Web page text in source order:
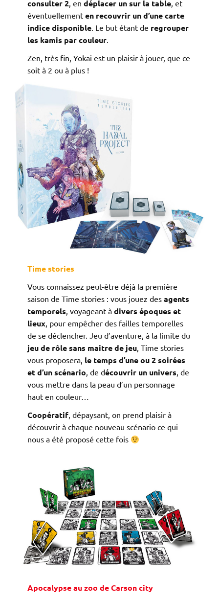
consulter 2 , en déplacer un sur la table , et
éventuellement en recouvrir un d’une carte
indice disponible . Le but étant de regrouper
les kamis par couleur
Zen, très fin, Yokai est un plaisir à jouer, que ce
soit à 2 ou à plus !
Time stories
Vous connaissez peut-être déjà la première
saison de Time stories : vous jouez des agents
temporels, voyageant à divers époques et
lieux, pour empêcher des failles temporelles
de se déclencher. Jeu d’aventure, à la limite du
jeu de rôle sans maitre de jeu, Time stories
vous proposera, le temps d’une ou 2 soirées
et d’un scénario, de découvrir un univers, de
vous mettre dans la peau d’un personnage
haut en couleur…
Coopératif, dépaysant, on prend plaisir à
découvrir à chaque nouveau scénario ce qui
nous a été proposé cette fois
Apocalypse au zoo de Carson city